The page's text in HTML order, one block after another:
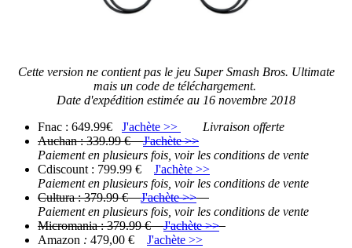
Cette version ne contient pas le jeu Super Smash Bros. Ultimate
mais un code de téléchargement.
Date d'expédition estimée au 16 novembre 2018
Fnac : 649.99€ J'achète >>
Livraison offerte
Auchan : 339.99 €J'achète >>
Paiement en plusieurs fois, voir les conditions de vente
Cdiscount : 799.99 € J'achète >>
Paiement en plusieurs fois, voir les conditions de vente
Cultura : 379.99 €J'achète >>
Paiement en plusieurs fois, voir les conditions de vente
Micromania : 379.99 €J'achète >>
Amazon : 479,00 € J'achète >>